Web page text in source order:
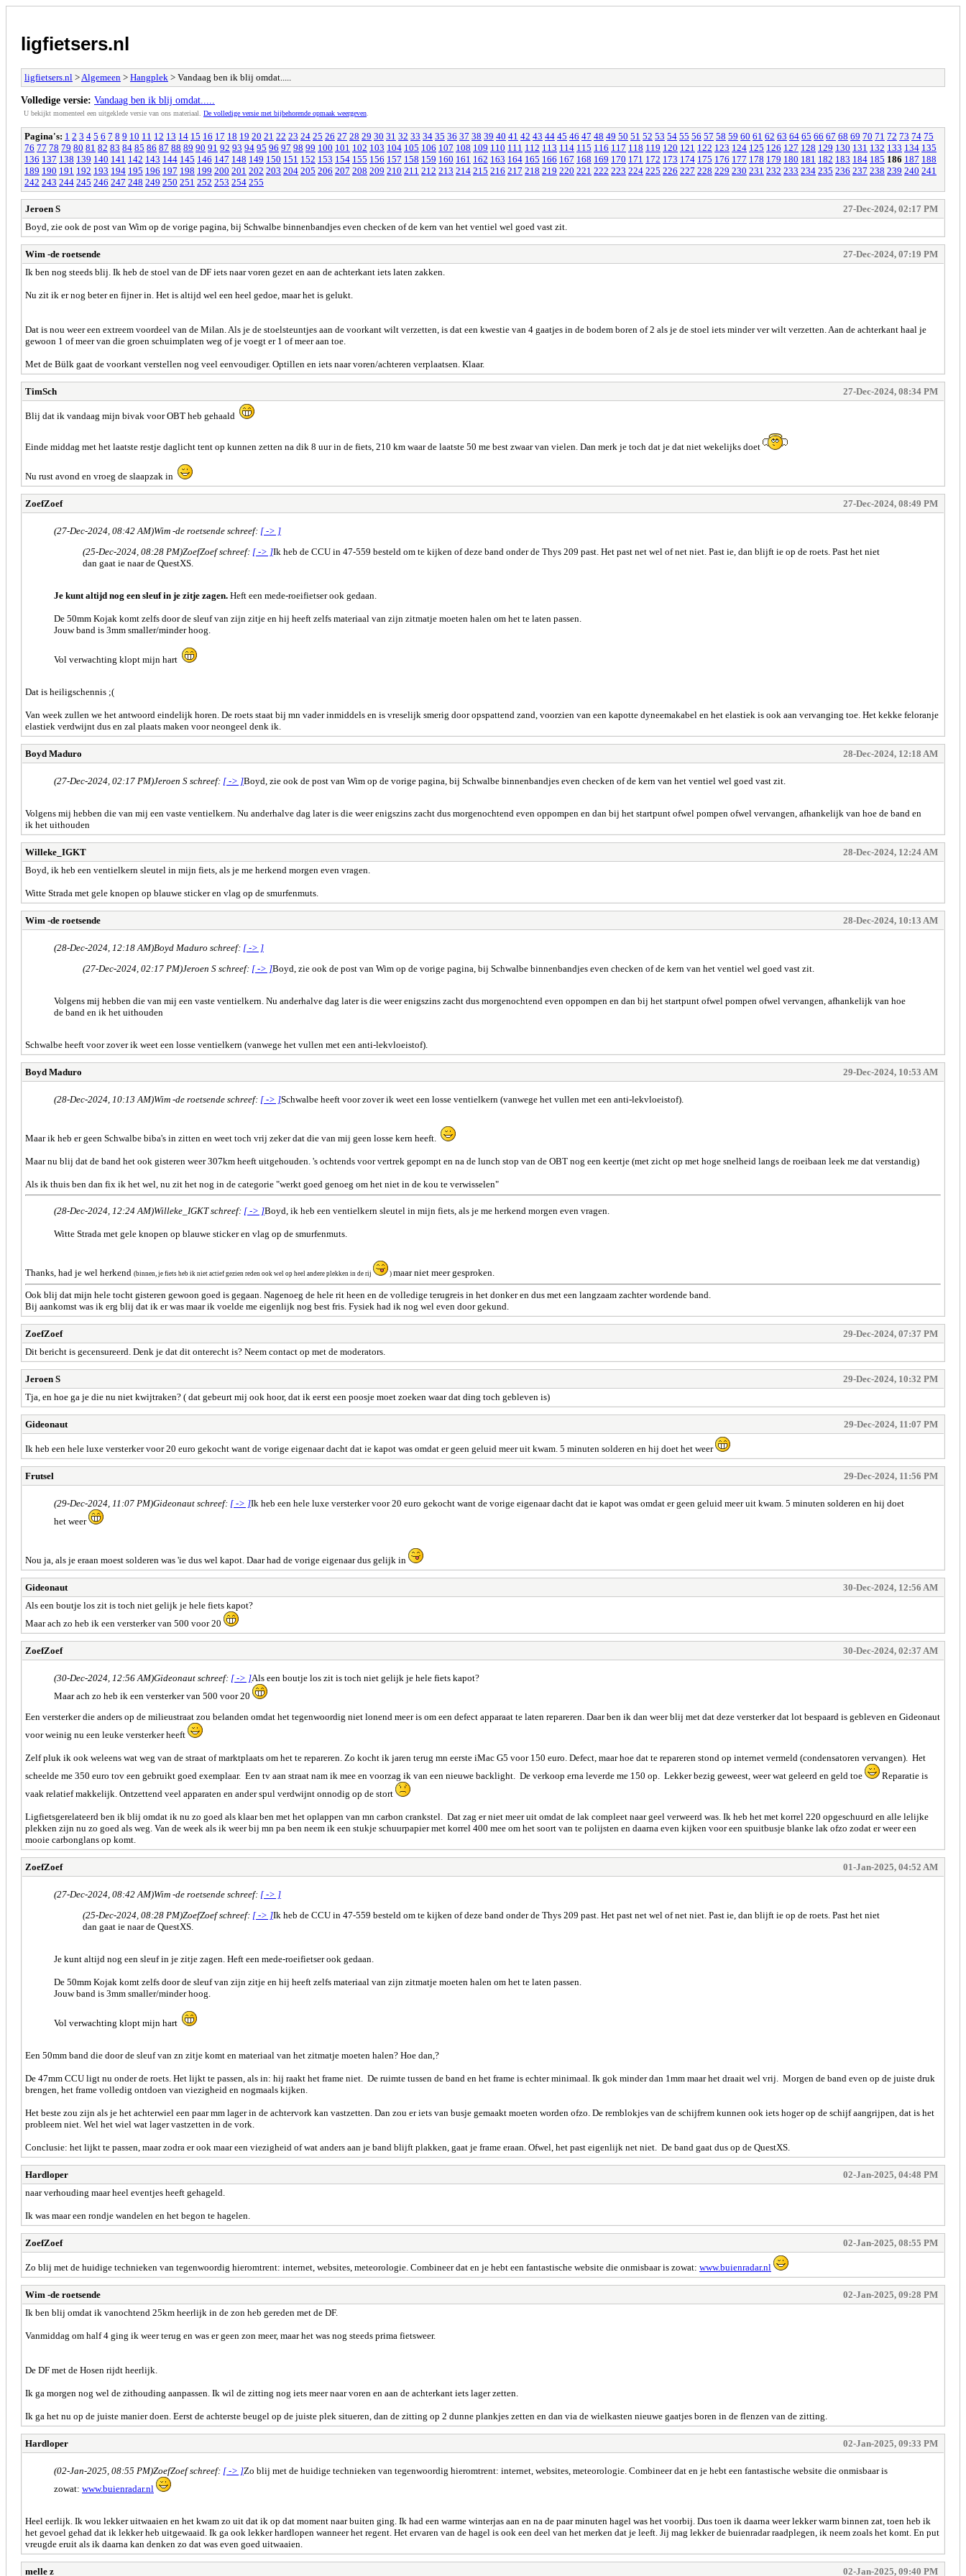
ligfietsers.nl
ligfietsers.nl > Algemeen > Hangplek > Vandaag ben ik blij omdat.....
Volledige versie: Vandaag ben ik blij omdat.....
U bekijkt momenteel een uitgeklede versie van ons materiaal. De volledige versie met bijbehorende opmaak weergeven
Pagina's: 1 2 3 4 5 6 7 8 9 10 11 12 13 14 15 16 17 18 19 20 21 22 23 24 25 26 27 28 29 30 31 32 33 34 35 36 37 38 39 40 41 42 43 44 45 46 47 48 49 50 51 52 53 54 55 56 57 58 59 60 61 62 63 64 65 66 67 68 69 70 71 72 73 74 75
76 77 78 79 80 81 82 83 84 85 86 87 88 89 90 91 92 93 94 95 96 97 98 99 100 101 102 103 104 105 106 107 108 109 110 111 112 113 114 115 116 117 118 119 120 121 122 123 124 125 126 127 128 129 130 131 132 133 134 135
136 137 138 139 140 141 142 143 144 145 146 147 148 149 150 151 152 153 154 155 156 157 158 159 160 161 162 163 164 165 166 167 168 169 170 171 172 173 174 175 176 177 178 179 180 181 182 183 184 185 186 187 188
189 190 191 192 193 194 195 196 197 198 199 200 201 202 203 204 205 206 207 208 209 210 211 212 213 214 215 216 217 218 219 220 221 222 223 224 225 226 227 228 229 230 231 232 233 234 235 236 237 238 239 240 241
242 243 244 245 246 247 248 249 250 251 252 253 254 255
Jeroen S
27-Dec-2024, 02:17 PM
Boyd, zie ook de post van Wim op de vorige pagina, bij Schwalbe binnenbandjes even checken of de kern van het ventiel wel goed vast zit.
Wim -de roetsende
27-Dec-2024, 07:19 PM
Ik ben nog steeds blij. Ik heb de stoel van de DF iets naar voren gezet en aan de achterkant iets laten zakken.
Nu zit ik er nog beter en fijner in. Het is altijd wel een heel gedoe, maar het is gelukt.
Dat is nou weer een extreem voordeel van de Milan. Als je de stoelsteuntjes aan de voorkant wilt verzetten, is dat een kwestie van 4 gaatjes in de bodem boren of 2 als je de stoel iets minder ver wilt verzetten. Aan de achterkant haal je
gewoon 1 of meer van die groen schuimplaten weg of je voegt er 1 of meer aan toe.
Met de Bülk gaat de voorkant verstellen nog veel eenvoudiger. Optillen en iets naar voren/achteren verplaatsen. Klaar.
TimSch 27-Dec-2024, 08:34 PM
Blij dat ik vandaag mijn bivak voor OBT heb gehaald
Einde middag met het laatste restje daglicht tent op kunnen zetten na dik 8 uur in de fiets, 210 km waar de laatste 50 me best zwaar van vielen. Dan merk je toch dat je dat niet wekelijks doet
Nu rust avond en vroeg de slaapzak in
ZoefZoef 27-Dec-2024, 08:49 PM
(27-Dec-2024, 08:42 AM)Wim -de roetsende schreef: [ -> ]
(25-Dec-2024, 08:28 PM)ZoefZoef schreef: [ -> ]Ik heb de CCU in 47-559 besteld om te kijken of deze band onder de Thys 209 past. Het past net wel of net niet. Past ie, dan blijft ie op de roets. Past het niet
dan gaat ie naar de QuestXS.
Je kunt altijd nog een sleuf in je zitje zagen. Heft een mede-roeifietser ook gedaan.
De 50mm Kojak komt zelfs door de sleuf van zijn zitje en hij heeft zelfs materiaal van zijn zitmatje moeten halen om het te laten passen.
Jouw band is 3mm smaller/minder hoog.
Vol verwachting klopt mijn hart
Dat is heiligschennis ;(
Van week zullen we het antwoord eindelijk horen. De roets staat bij mn vader inmiddels en is vreselijk smerig door opspattend zand, voorzien van een kapotte dyneemakabel en het elastiek is ook aan vervanging toe. Het kekke feloranje
elastiek verdwijnt dus en zal plaats maken voor neongeel denk ik.
Boyd Maduro 28-Dec-2024, 12:18 AM
(27-Dec-2024, 02:17 PM)Jeroen S schreef: [ -> ]Boyd, zie ook de post van Wim op de vorige pagina, bij Schwalbe binnenbandjes even checken of de kern van het ventiel wel goed vast zit.
Volgens mij hebben die van mij een vaste ventielkern. Nu anderhalve dag later is die weer enigszins zacht dus morgenochtend even oppompen en dan bij het startpunt ofwel pompen ofwel vervangen, afhankelijk van hoe de band en
ik het uithouden
Willeke_IGKT
28-Dec-2024, 12:24 AM
Boyd, ik heb een ventielkern sleutel in mijn fiets, als je me herkend morgen even vragen.
Witte Strada met gele knopen op blauwe sticker en vlag op de smurfenmuts.
Wim -de roetsende 28-Dec-2024, 10:13 AM
(28-Dec-2024, 12:18 AM)Boyd Maduro schreef: [ -> ]
(27-Dec-2024, 02:17 PM)Jeroen S schreef: [ -> ]Boyd, zie ook de post van Wim op de vorige pagina, bij Schwalbe binnenbandjes even checken of de kern van het ventiel wel goed vast zit.
Volgens mij hebben die van mij een vaste ventielkern. Nu anderhalve dag later is die weer enigszins zacht dus morgenochtend even oppompen en dan bij het startpunt ofwel pompen ofwel vervangen, afhankelijk van hoe
de band en ik het uithouden
Schwalbe heeft voor zover ik weet een losse ventielkern (vanwege het vullen met een anti-lekvloeistof).
Boyd Maduro 29-Dec-2024, 10:53 AM
(28-Dec-2024, 10:13 AM)Wim -de roetsende schreef: [ -> ]Schwalbe heeft voor zover ik weet een losse ventielkern (vanwege het vullen met een anti-lekvloeistof).
Maar ik heb er geen Schwalbe biba's in zitten en weet toch vrij zeker dat die van mij geen losse kern heeft.
Maar nu blij dat de band het ook gisteren weer 307km heeft uitgehouden. 's ochtends voor vertrek gepompt en na de lunch stop van de OBT nog een keertje (met zicht op met hoge snelheid langs de roeibaan leek me dat verstandig)
Als ik thuis ben dan fix ik het wel, nu zit het nog in de categorie "werkt goed genoeg om het niet in de kou te verwisselen"
(28-Dec-2024, 12:24 AM)Willeke_IGKT schreef: [ -> ]Boyd, ik heb een ventielkern sleutel in mijn fiets, als je me herkend morgen even vragen.
Witte Strada met gele knopen op blauwe sticker en vlag op de smurfenmuts.
Thanks, had je wel herkend (binnen, je fiets heb ik niet actief gezien reden ook wel op heel andere plekken in de rij ) maar niet meer gesproken.
Ook blij dat mijn hele tocht gisteren gewoon goed is gegaan. Nagenoeg de hele rit heen en de volledige terugreis in het donker en dus met een langzaam zachter wordende band.
Bij aankomst was ik erg blij dat ik er was maar ik voelde me eigenlijk nog best fris. Fysiek had ik nog wel even door gekund.
ZoefZoef
29-Dec-2024, 07:37 PM
Dit bericht is gecensureerd. Denk je dat dit onterecht is? Neem contact op met de moderators.
Jeroen S
29-Dec-2024, 10:32 PM
Tja, en hoe ga je die nu niet kwijtraken? ( dat gebeurt mij ook hoor, dat ik eerst een poosje moet zoeken waar dat ding toch gebleven is)
Gideonaut 29-Dec-2024, 11:07 PM
Ik heb een hele luxe versterker voor 20 euro gekocht want de vorige eigenaar dacht dat ie kapot was omdat er geen geluid meer uit kwam. 5 minuten solderen en hij doet het weer
Frutsel 29-Dec-2024, 11:56 PM
(29-Dec-2024, 11:07 PM)Gideonaut schreef: [ -> ]Ik heb een hele luxe versterker voor 20 euro gekocht want de vorige eigenaar dacht dat ie kapot was omdat er geen geluid meer uit kwam. 5 minuten solderen en hij doet
het weer
Nou ja, als je eraan moest solderen was 'ie dus wel kapot. Daar had de vorige eigenaar dus gelijk in
Gideonaut
30-Dec-2024, 12:56 AM
Als een boutje los zit is toch niet gelijk je hele fiets kapot?
Maar ach zo heb ik een versterker van 500 voor 20
ZoefZoef 30-Dec-2024, 02:37 AM
(30-Dec-2024, 12:56 AM)Gideonaut schreef: [ -> ]Als een boutje los zit is toch niet gelijk je hele fiets kapot?
Maar ach zo heb ik een versterker van 500 voor 20
Een versterker die anders op de milieustraat zou belanden omdat het tegenwoordig niet lonend meer is om een defect apparaat te laten repareren. Daar ben ik dan weer blij met dat deze versterker dat lot bespaard is gebleven en Gideonaut
voor weinig nu een leuke versterker heeft
Zelf pluk ik ook weleens wat weg van de straat of marktplaats om het te repareren. Zo kocht ik jaren terug mn eerste iMac G5 voor 150 euro. Defect, maar hoe dat te repareren stond op internet vermeld (condensatoren vervangen). Het
scheelde me 350 euro tov een gebruikt goed exemplaar. Een tv aan straat nam ik mee en voorzag ik van een nieuwe backlight. De verkoop erna leverde me 150 op. Lekker bezig geweest, weer wat geleerd en geld toe
Reparatie is
vaak relatief makkelijk. Ontzettend veel apparaten en ander spul verdwijnt onnodig op de stort
Ligfietsgerelateerd ben ik blij omdat ik nu zo goed als klaar ben met het oplappen van mn carbon crankstel. Dat zag er niet meer uit omdat de lak compleet naar geel verweerd was. Ik heb het met korrel 220 opgeschuurd en alle lelijke
plekken zijn nu zo goed als weg. Van de week als ik weer bij mn pa ben neem ik een stukje schuurpapier met korrel 400 mee om het soort van te polijsten en daarna even kijken voor een spuitbusje blanke lak ofzo zodat er weer een
mooie carbonglans op komt.
ZoefZoef 01-Jan-2025, 04:52 AM
(27-Dec-2024, 08:42 AM)Wim -de roetsende schreef: [ -> ]
(25-Dec-2024, 08:28 PM)ZoefZoef schreef: [ -> ]Ik heb de CCU in 47-559 besteld om te kijken of deze band onder de Thys 209 past. Het past net wel of net niet. Past ie, dan blijft ie op de roets. Past het niet
dan gaat ie naar de QuestXS.
Je kunt altijd nog een sleuf in je zitje zagen. Heft een mede-roeifietser ook gedaan.
De 50mm Kojak komt zelfs door de sleuf van zijn zitje en hij heeft zelfs materiaal van zijn zitmatje moeten halen om het te laten passen.
Jouw band is 3mm smaller/minder hoog.
Vol verwachting klopt mijn hart
Een 50mm band die door de sleuf van zn zitje komt en materiaal van het zitmatje moeten halen? Hoe dan,?
De 47mm CCU ligt nu onder de roets. Het lijkt te passen, als in: hij raakt het frame niet. De ruimte tussen de band en het frame is echter minimaal. Ik gok minder dan 1mm maar het draait wel vrij. Morgen de band even op de juiste druk
brengen, het frame volledig ontdoen van viezigheid en nogmaals kijken.
Het beste zou zijn als je het achterwiel een paar mm lager in de achtervork kan vastzetten. Dan zou er iets van busje gemaakt moeten worden ofzo. De remblokjes van de schijfrem kunnen ook iets hoger op de schijf aangrijpen, dat is het
probleem niet. Wel het wiel wat lager vastzetten in de vork.
Conclusie: het lijkt te passen, maar zodra er ook maar een viezigheid of wat anders aan je band blijft plakken, gaat je frame eraan. Ofwel, het past eigenlijk net niet. De band gaat dus op de QuestXS.
Hardloper
02-Jan-2025, 04:48 PM
naar verhouding maar heel eventjes heeft gehageld.
Ik was maar een rondje wandelen en het begon te hagelen.
ZoefZoef 02-Jan-2025, 08:55 PM
Zo blij met de huidige technieken van tegenwoordig hieromtrent: internet, websites, meteorologie. Combineer dat en je hebt een fantastische website die onmisbaar is zowat: www.buienradar.nl
Wim -de roetsende
02-Jan-2025, 09:28 PM
Ik ben blij omdat ik vanochtend 25km heerlijk in de zon heb gereden met de DF.
Vanmiddag om half 4 ging ik weer terug en was er geen zon meer, maar het was nog steeds prima fietsweer.
De DF met de Hosen rijdt heerlijk.
Ik ga morgen nog wel de zithouding aanpassen. Ik wil de zitting nog iets meer naar voren en aan de achterkant iets lager zetten.
Ik ga het nu op de juiste manier doen. Eerst de achterste beugel op de juiste plek situeren, dan de zitting op 2 dunne plankjes zetten en dan via de wielkasten nieuwe gaatjes boren in de flenzen van de zitting.
Hardloper 02-Jan-2025, 09:33 PM
(02-Jan-2025, 08:55 PM)ZoefZoef schreef: [ -> ]Zo blij met de huidige technieken van tegenwoordig hieromtrent: internet, websites, meteorologie. Combineer dat en je hebt een fantastische website die onmisbaar is
zowat: www.buienradar.nl
Heel eerlijk. Ik wou lekker uitwaaien en het kwam zo uit dat ik op dat moment naar buiten ging. Ik had een warme winterjas aan en na de paar minuten hagel was het voorbij. Dus toen ik daarna weer lekker warm binnen zat, toen heb ik
het gevoel gehad dat ik lekker heb uitgewaaid. Ik ga ook lekker hardlopen wanneer het regent. Het ervaren van de hagel is ook een deel van het merken dat je leeft. Jij mag lekker de buienradar raadplegen, ik neem zoals het komt. En put
vreugde eruit als ik daarna kan denken zo dat was even goed uitwaaien.
melle z 02-Jan-2025, 09:40 PM